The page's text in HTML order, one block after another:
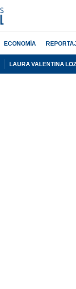
ECONOMÍA
LAURA VALENTINA